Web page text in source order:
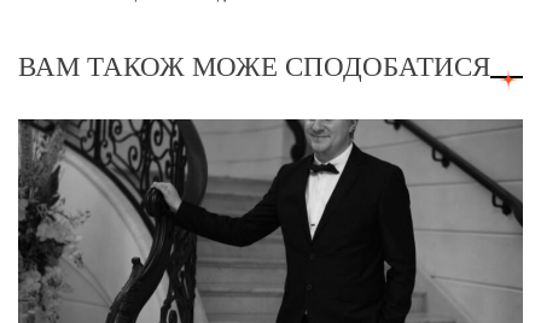
ВАМ ТАКОЖ МОЖЕ СПОДОБАТИСЯ